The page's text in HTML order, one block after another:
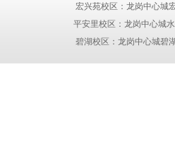
宏兴苑校区：龙岗中心城
平安里校区：龙岗中心城
碧湖校区：龙岗中心城碧